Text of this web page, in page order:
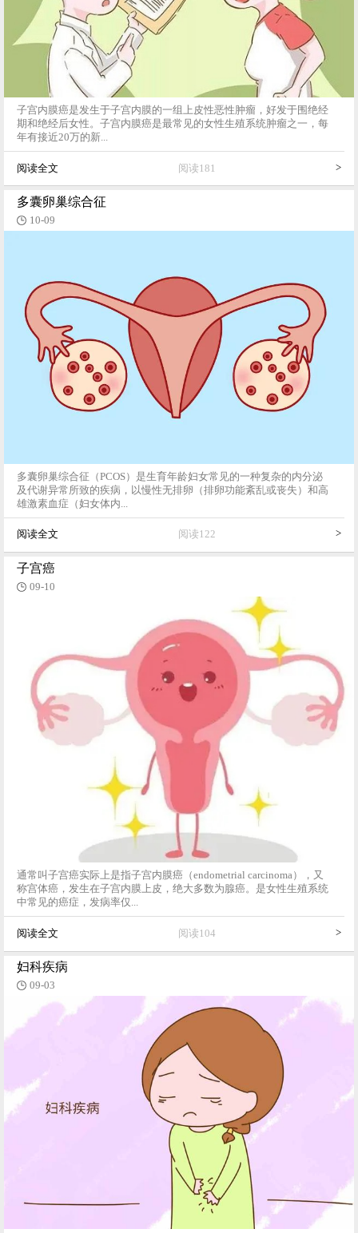
子宫内膜癌是发生于子宫内膜的一组上皮性恶性肿瘤，好发于围绝经
期和绝经后女性。子宫内膜癌是最常见的女性生殖系统肿瘤之一，每
年有接近20万的新...
阅读全文 阅读181 >
多囊卵巢综合征
10-09
多囊卵巢综合征（PCOS）是生育年龄妇女常见的一种复杂的内分泌
及代谢异常所致的疾病，以慢性无排卵（排卵功能紊乱或丧失）和高
雄激素血症（妇女体内...
阅读全文 阅读122 >
子宫癌
09-10
通常叫子宫癌实际上是指子宫内膜癌（endometrial carcinoma），又
称宫体癌，发生在子宫内膜上皮，绝大多数为腺癌。是女性生殖系统
中常见的癌症，发病率仅...
阅读全文 阅读104 >
妇科疾病
09-03